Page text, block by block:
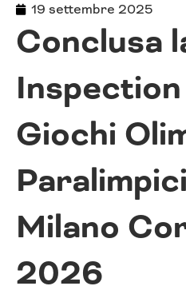
19 settembre 2025
Conclusa
Giochi
Milano
2026